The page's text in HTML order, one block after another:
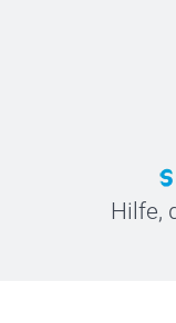
Hilfe,